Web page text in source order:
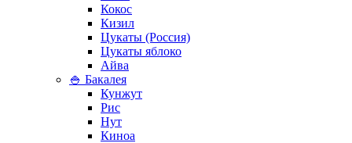
Кокос
Кизил
Цукаты (Россия)
Цукаты яблоко
Айва
🍚 Бакалея
Кунжут
Рис
Нут
Киноа